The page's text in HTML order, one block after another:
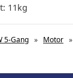
11 kg
5-Gang » Motor »